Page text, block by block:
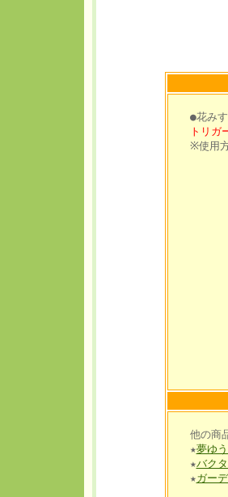
●花み
トリガー
※使用方法
他の商
★夢ゆ
★バク
★ガー